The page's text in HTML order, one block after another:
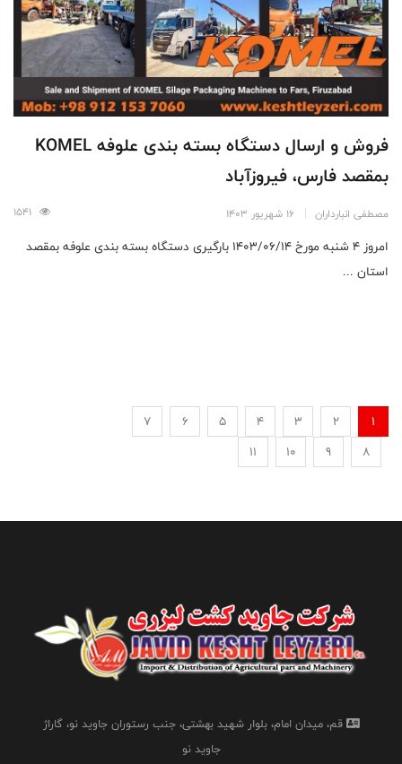
فروش و ارسال دستگاه بسته بندی علوفه KOMEL
بمقصد فارس،‌ فیروزآباد
مصطفی انبارداران 16 شهریور 1403
امروز ۴ شنبه مورخ ۱۴۰۳/۰۶/۱۴ بارگیری دستگاه بسته بندی علوفه بمقصد
استان ...
1
2
3
4
5
6
7
8
9
10
11
قم، میدان امام، بلوار شهید بهشتی، جنب رستوران جاوید نو، گاراژ
جاوید نو